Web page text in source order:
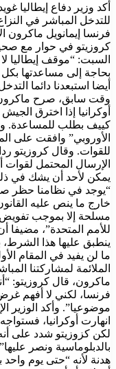
أكد وزير دفاع إيطاليا
للتدخل المباشر في
فرنسا إيمانويل ماكرون
كروزيتو في حوار مع
السبت: “موقف إيطاليا لا
بحاجة إلى مساعدتها
أيضا استبعدنا دائما
وقت سابق، صرح ماكرون
أوكرانيا إذا اخترق
كييف بطلب للمساعدة.
الأوروبي” وافقت على
للقوات. وقال كروزيتو
الإرسال المحتمل لقوات
يمكن لأحد أن يشك في
“يوجد في نظامنا حظر
خارج ما ينص عليه
مسلحة إلا بموجب تفويض
للأمم المتحدة”، مضيفا
ينطبق عليها هذا
ما لن يفيد في المقام
الملائمة لمشاركتنا
ماكرون، قال كروزيتو:
فرنسا، لكني لا أفهم
موضوعيا”. وأكد الوزير
انهارت أوكرانيا،
لكن كزوزيتو شدد على
بالدبلوماسية ونصر
هدنة لأنه “حتى يوم